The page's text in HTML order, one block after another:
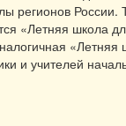
регионов России.
«Летняя школа
«Летняя
и учителей